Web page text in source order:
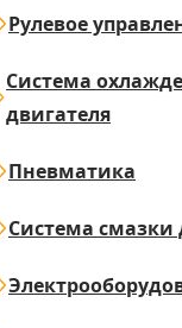
Рулевое
Система
двигателя
Пневматика
Система смазки